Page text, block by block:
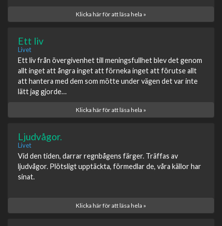
Klicka här för att läsa hela »
Ett liv
Livet
Ett liv från övergivenhet till meningsfullhet blev det genom
allt inget att ångra inget att förneka inget att förutse allt
att hantera med dem som mötte under vägen det var inte
lätt jag gjorde…
Klicka här för att läsa hela »
Ljudvågor.
Livet
Vid den tiden, darrar regnbågens färger. Träffas av
ljudvågor. Plötsligt upptäckta, förmedlar de, våra källor har
sinat.
Klicka här för att läsa hela »